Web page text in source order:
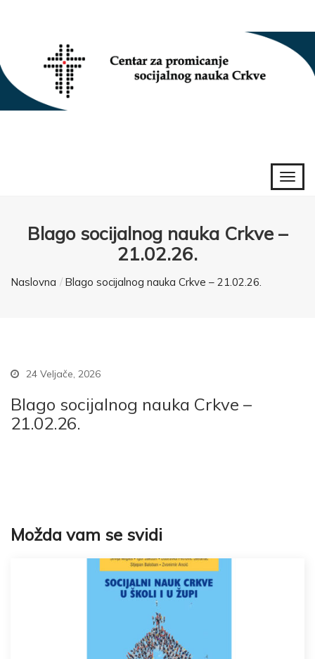
Blago socijalnog nauka Crkve –
21.02.26.
Naslovna Blago socijalnog nauka Crkve – 21.02.26.
24 Veljače, 2026
Blago socijalnog nauka Crkve –
21.02.26.
Možda vam se svidi